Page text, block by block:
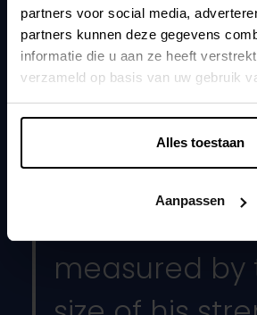
partners voor social media,
partners kunnen deze gegevens
informatie die u aan ze heeft
verzameld op basis van uw gebruik
Alles toestaan
Aanpassen
Favourite song
Low - Flo Rida
Wake up for
Better not. And otherwise only for a
Favourite quote
measured by